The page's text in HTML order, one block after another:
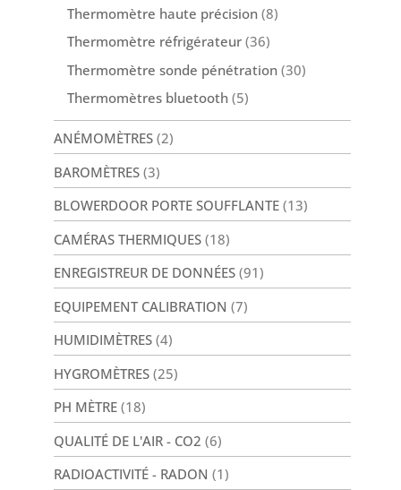
Thermomètre haute précision (8)
Thermomètre réfrigérateur (36)
Thermomètre sonde pénétration (30)
Thermomètres bluetooth (5)
ANÉMOMÈTRES (2)
BAROMÈTRES (3)
BLOWERDOOR PORTE SOUFFLANTE (13)
CAMÉRAS THERMIQUES (18)
ENREGISTREUR DE DONNÉES (91)
EQUIPEMENT CALIBRATION (7)
HUMIDIMÈTRES (4)
HYGROMÈTRES (25)
PH MÈTRE (18)
QUALITÉ DE L'AIR - CO2 (6)
RADIOACTIVITÉ - RADON (1)